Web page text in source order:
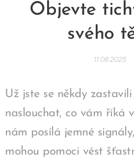
Objevte
svého
11.08.2025
Už jste se někdy
naslouchat, co vám říká
nám posílá jemné
mohou pomoci vést